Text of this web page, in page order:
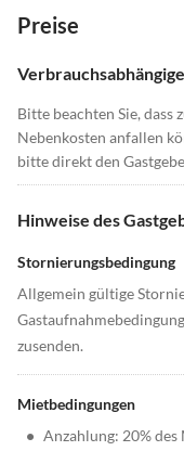
Preise
Bitte beachten Sie, dass
Nebenkosten anfallen
bitte direkt den
Hinweise des
Stornierungsbedingung
Allgemein gültige
zusenden.
Mietbedingungen
• Anzahlung: 20%